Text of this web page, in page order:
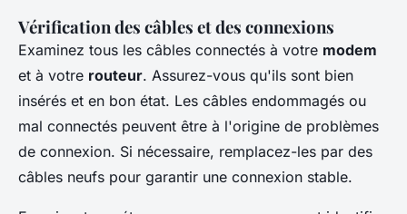
Vérification des câbles et des connexions
Examinez tous les câbles connectés à votre modem
et à votre routeur. Assurez-vous qu'ils sont bien
insérés et en bon état. Les câbles endommagés ou
mal connectés peuvent être à l'origine de problèmes
de connexion. Si nécessaire, remplacez-les par des
câbles neufs pour garantir une connexion stable.